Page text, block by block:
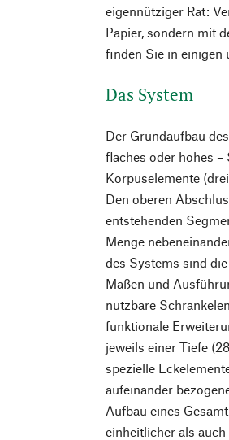
eigennütziger Rat:
Papier, sondern mit
finden Sie in einigen
Das System
Der Grundaufbau
flaches oder hohes
Korpuselemente
Den oberen
entstehenden
Menge
des Systems sind
Maßen und
nutzbare
funktionale
jeweils einer Tiefe
spezielle
aufeinander
Aufbau eines
einheitlicher als